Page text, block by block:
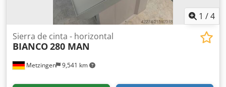
1 /4
Metzingen 9,541 km
Sierra de cinta - horizontal
BIANCO280 MAN